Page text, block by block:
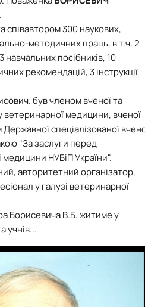
.
співавтором 300 наукових,
методичних праць, в т.ч. 2
навчальних посібників, 10
рекомендацій, 3 інструкції
був членом вченої та
ветеринарної медицини, вченої
спеціалізованої
"За заслуги перед
НУБіП України".
авторитетний організатор,
у галузі ветеринарної
Борисевича В.Б. житиме у
учнів...